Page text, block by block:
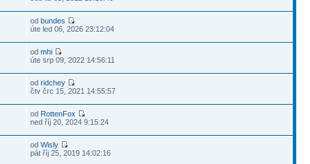
odbundes
úte led 06, 2026 23:12:04
odmhi
úte srp 09, 2022 14:56:11
odridchey
čtv črc 15, 2021 14:55:57
od RottenFox
ned říj 20, 2024 9:15:24
odWisly
pát říj 25, 2019 14:02:16